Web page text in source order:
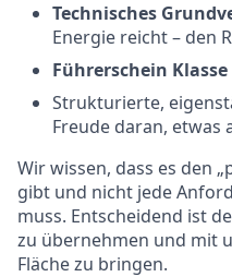
Technisches
Energie reicht – den
Führerschein Klasse
Strukturierte,
Freude daran, etwas
Wir wissen, dass es den
gibt und nicht jede
muss. Entscheidend ist
zu übernehmen und mit
Fläche zu bringen.